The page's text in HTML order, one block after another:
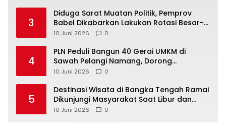
3
‎Diduga Sarat Muatan Politik, Pemprov
Babel Dikabarkan Lakukan Rotasi Besar-
10 Juni 2026 0
4
‎PLN Peduli Bangun 40 Gerai UMKM di
Sawah Pelangi Namang, Dorong
10 Juni 2026 0
5
‎Destinasi Wisata di Bangka Tengah Ramai
Dikunjungi Masyarakat Saat Libur dan
Akhir Pekan
10 Juni 2026 0